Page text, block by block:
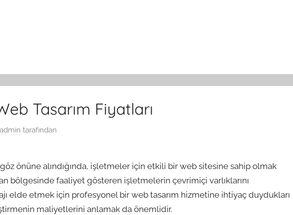
Tasarım Fiyatları
admin tarafından
önüne alındığında, işletmeler için etkili bir web sitesine sahip olmak
bölgesinde faaliyet gösteren işletmelerin çevrimiçi varlıklarını
elde etmek için profesyonel bir web tasarım hizmetine ihtiyaç duydukları
maliyetlerini anlamak da önemlidir.